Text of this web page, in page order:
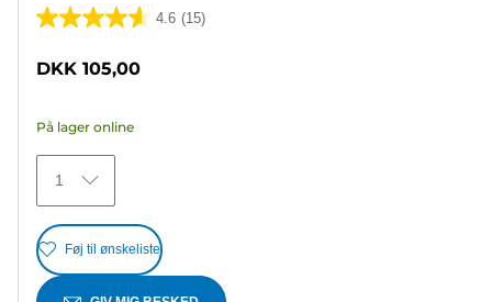
4.6 (15)
4.6
stjerner.
15
anmeldelser
DKK 105,00
På lager online
1
Føj til ønskeliste